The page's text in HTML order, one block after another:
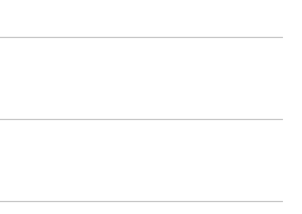
ED MIL optiskais tēmēklis